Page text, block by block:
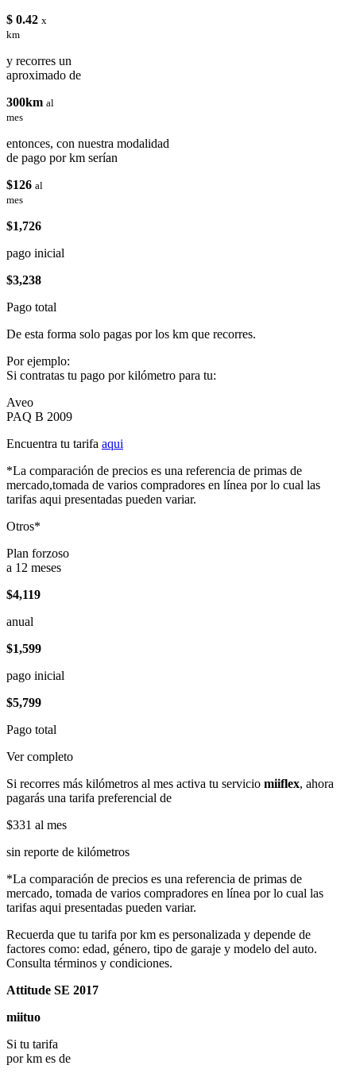
$ 0.42 x
km
y recorres un
aproximado de
300km al
mes
entonces, con nuestra modalidad
de pago por km serían
$126 al
mes
$1,726
pago inicial
$3,238
Pago total
De esta forma solo pagas por los km que recorres.
Por ejemplo:
Si contratas tu pago por kilómetro para tu:
Aveo
PAQ B 2009
Encuentra tu tarifa aqui
*La comparación de precios es una referencia de primas de
mercado,tomada de varios compradores en línea por lo cual las
tarifas aqui presentadas pueden variar.
Otros*
Plan forzoso
a 12 meses
$4,119
anual
$1,599
pago inicial
$5,799
Pago total
Ver completo
Si recorres más kilómetros al mes activa tu servicio miiflex, ahora
pagarás una tarifa preferencial de
$331 al mes
sin reporte de kilómetros
*La comparación de precios es una referencia de primas de
mercado, tomada de varios compradores en línea por lo cual las
tarifas aqui presentadas pueden variar.
Recuerda que tu tarifa por km es personalizada y depende de
factores como: edad, género, tipo de garaje y modelo del auto.
Consulta términos y condiciones.
Attitude SE 2017
miituo
Si tu tarifa
por km es de